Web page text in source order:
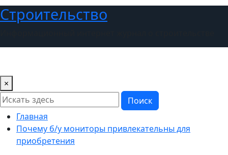
Строительство
×
Поиск
Главная
Почему б/у мониторы привлекательны для
приобретения